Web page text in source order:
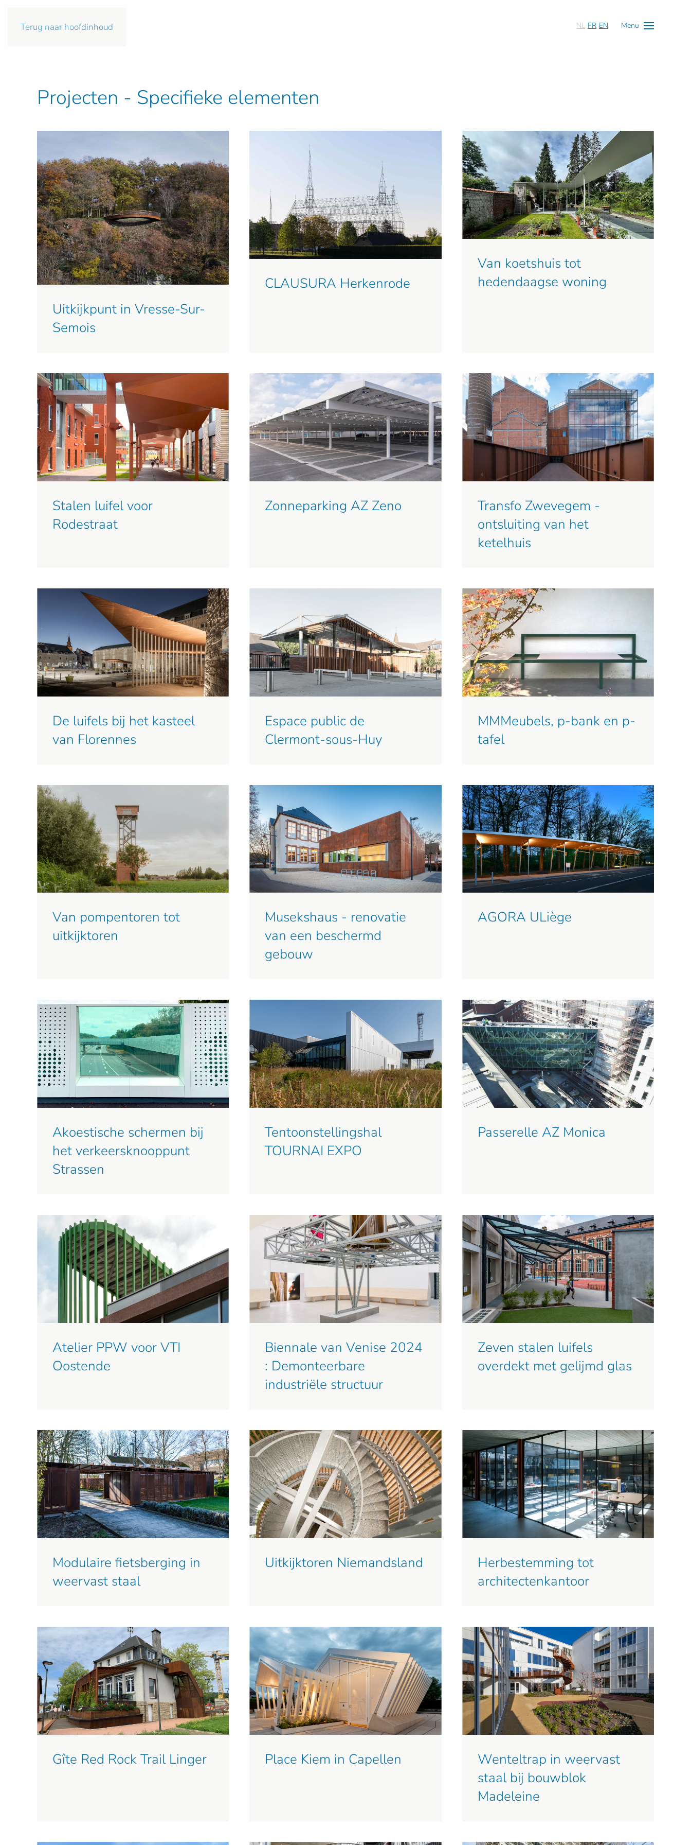
Terug naar hoofdinhoud NL FR EN Menu
Projecten - Specifieke elementen
Uitkijkpunt in Vresse-Sur-
Semois
CLAUSURA Herkenrode
Van koetshuis tot
hedendaagse woning
Stalen luifel voor
Rodestraat
Zonneparking AZ Zeno
Transfo Zwevegem -
ontsluiting van het
ketelhuis
De luifels bij het kasteel
van Florennes
Espace public de
Clermont-sous-Huy
MMMeubels, p-bank en p-
tafel
Van pompentoren tot
uitkijktoren
Musekshaus - renovatie
van een beschermd
gebouw
AGORA ULiège
Akoestische schermen bij
het verkeersknooppunt
Strassen
Tentoonstellingshal
TOURNAI EXPO
Passerelle AZ Monica
Atelier PPW voor VTI
Oostende
Biennale van Venise 2024
: Demonteerbare
industriële structuur
Zeven stalen luifels
overdekt met gelijmd glas
Modulaire fietsberging in
weervast staal
Uitkijktoren Niemandsland
Herbestemming tot
architectenkantoor
Gîte Red Rock Trail Linger Place Kiem in Capellen
Wenteltrap in weervast
staal bij bouwblok
Madeleine